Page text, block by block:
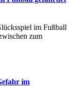
im Fußball
zum
im